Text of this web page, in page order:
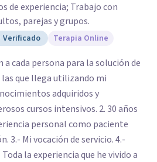
de experiencia; Trabajo con
parejas y grupos.
Verificado Terapia Online
cada persona para la solución de
que llega utilizando mi
cursos intensivos. 2. 30 años
personal como paciente
3.- Mi vocación de servicio. 4.-